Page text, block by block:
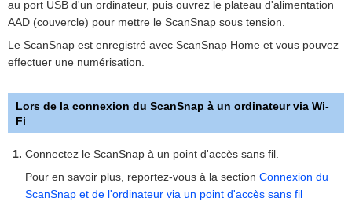
au port USB d'un ordinateur, puis ouvrez le plateau d'alimentation
AAD (couvercle) pour mettre le ScanSnap sous tension.
Le ScanSnap est enregistré avec ScanSnap Home et vous pouvez
effectuer une numérisation.
Lors de la connexion du ScanSnap à un ordinateur via Wi-
Fi
Connectez le ScanSnap à un point d'accès sans fil.
Pour en savoir plus, reportez-vous à la section Connexion du
ScanSnap et de l'ordinateur via un point d'accès sans fil